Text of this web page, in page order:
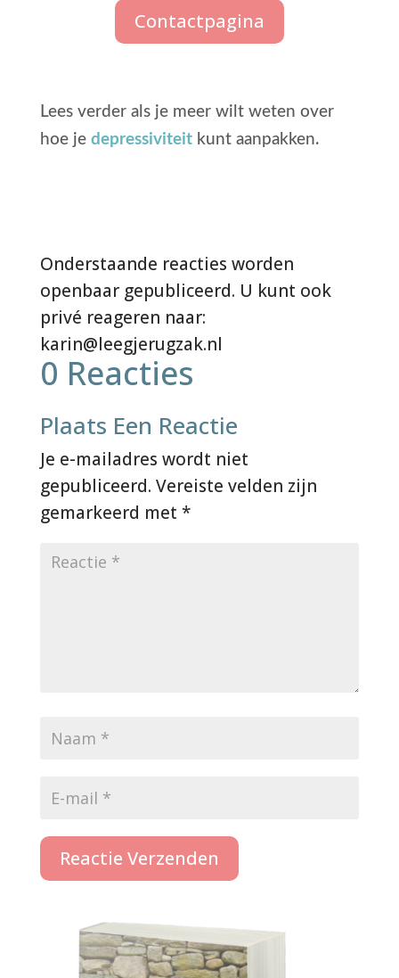
Contactpagina
Lees verder als je meer wilt weten over
hoe je depressiviteitkunt aanpakken.
0 Reacties
Plaats Een Reactie
Je e-mailadres wordt niet
gepubliceerd. Vereiste velden zijn
gemarkeerd met *
Reactie Verzenden